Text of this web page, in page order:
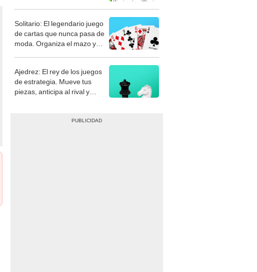
Solitario: El legendario juego
de cartas que nunca pasa de
moda. Organiza el mazo y
Ajedrez: El rey de los juegos
de estrategia. Mueve tus
piezas, anticipa al rival y